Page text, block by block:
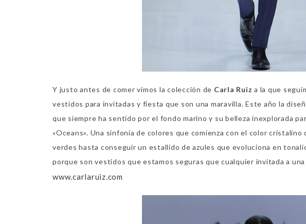
Y justo antes de comer vimos la colección de Carla Ruiz a la que
vestidos para invitadas y fiesta que son una maravilla. Este año la
que siempre ha sentido por el fondo marino y su belleza inexplorada
«Oceans». Una sinfonía de colores que comienza con el color
verdes hasta conseguir un estallido de azules que evoluciona en
porque son vestidos que estamos seguras que cualquier invitada a
www.carlaruiz.com